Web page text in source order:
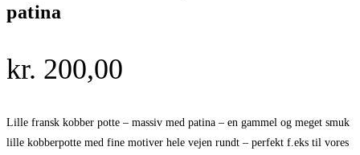
patina
kr. 200,00
Lille fransk kobber potte – massiv med patina – en gammel og meget smuk
lille kobberpotte med fine motiver hele vejen rundt – perfekt f.eks til vores